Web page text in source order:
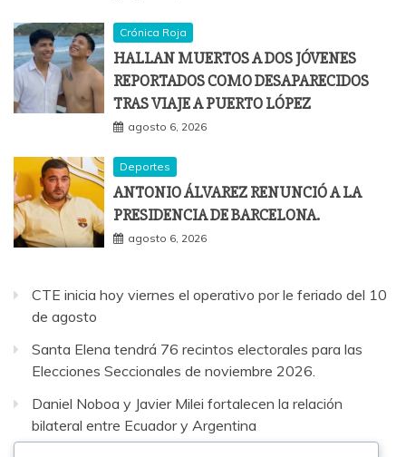
Crónica Roja
HALLAN MUERTOS A DOS JÓVENES
REPORTADOS COMO DESAPARECIDOS
TRAS VIAJE A PUERTO LÓPEZ
agosto 6, 2026
Deportes
ANTONIO ÁLVAREZ RENUNCIÓ A LA
PRESIDENCIA DE BARCELONA.
agosto 6, 2026
CTE inicia hoy viernes el operativo por le feriado del 10
de agosto
Santa Elena tendrá 76 recintos electorales para las
Elecciones Seccionales de noviembre 2026.
Daniel Noboa y Javier Milei fortalecen la relación
bilateral entre Ecuador y Argentina